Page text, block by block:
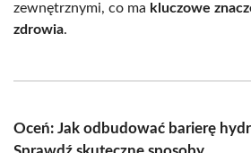
zewnętrznymi, co ma kluczowe
zdrowia.
Oceń: Jak odbudować barierę